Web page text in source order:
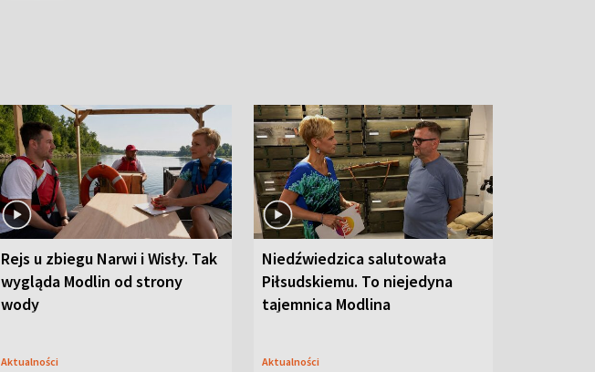
Rejs u zbiegu Narwi i Wisły. Tak
wygląda Modlin od strony
wody
Aktualności
Niedźwiedzica salutowała
Piłsudskiemu. To niejedyna
tajemnica Modlina
Aktualności